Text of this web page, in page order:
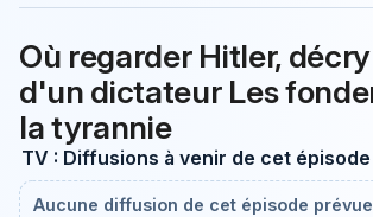
Où regarder Hitler,
d'un dictateur Les
la tyrannie
TV : Diffusions à venir de cet épisode
Aucune diffusion de cet épisode